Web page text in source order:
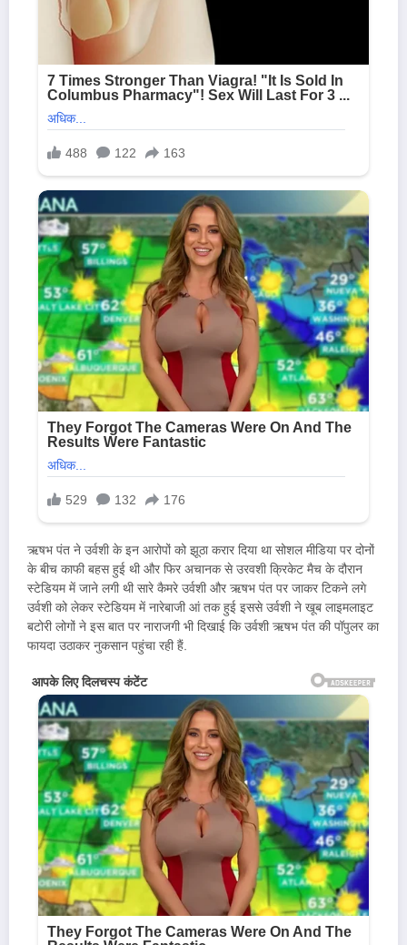
ऋषभ पंत ने उर्वशी के इन आरोपों को झूठा करार दिया था सोशल मीडिया पर दोनों
के बीच काफी बहस हुई थी और फिर अचानक से उरवशी क्रिकेट मैच के दौरान
स्टेडियम में जाने लगी थी सारे कैमरे उर्वशी और ऋषभ पंत पर जाकर टिकने लगे
उर्वशी को लेकर स्टेडियम में नारेबाजी आं तक हुई इससे उर्वशी ने खूब लाइमलाइट
बटोरी लोगों ने इस बात पर नाराजगी भी दिखाई कि उर्वशी ऋषभ पंत की पॉपुलर का
फायदा उठाकर नुकसान पहुंचा रही हैं.